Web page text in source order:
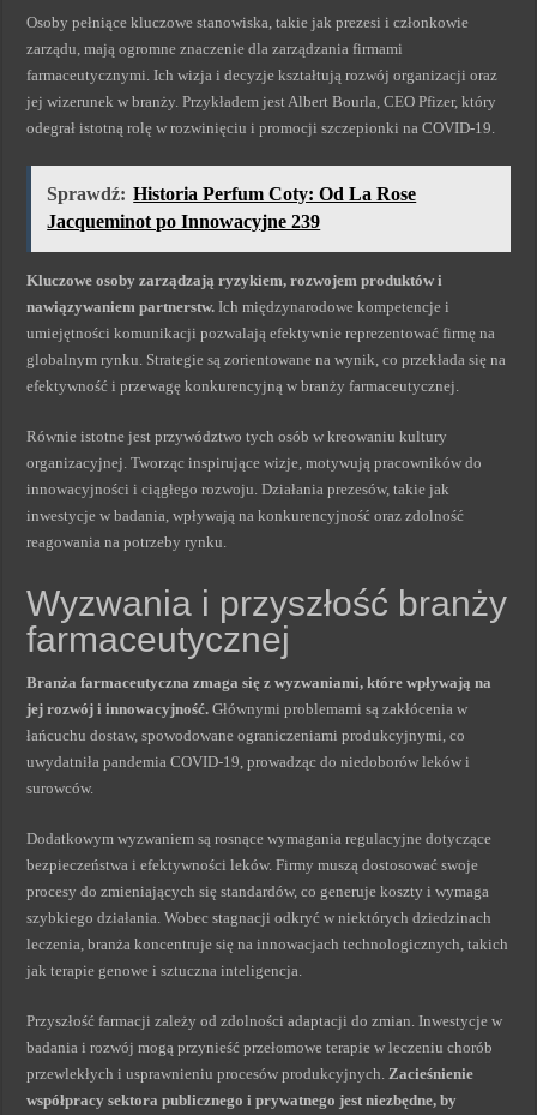
Osoby pełniące kluczowe stanowiska, takie jak prezesi i członkowie
zarządu, mają ogromne znaczenie dla zarządzania firmami
farmaceutycznymi. Ich wizja i decyzje kształtują rozwój organizacji oraz
jej wizerunek w branży. Przykładem jest Albert Bourla, CEO Pfizer, który
odegrał istotną rolę w rozwinięciu i promocji szczepionki na COVID-19.
Sprawdź: Historia Perfum Coty: Od La Rose
Jacqueminot po Innowacyjne 239
Kluczowe osoby zarządzają ryzykiem, rozwojem produktów i
nawiązywaniem partnerstw. Ich międzynarodowe kompetencje i
umiejętności komunikacji pozwalają efektywnie reprezentować firmę na
globalnym rynku. Strategie są zorientowane na wynik, co przekłada się na
efektywność i przewagę konkurencyjną w branży farmaceutycznej.
Równie istotne jest przywództwo tych osób w kreowaniu kultury
organizacyjnej. Tworząc inspirujące wizje, motywują pracowników do
innowacyjności i ciągłego rozwoju. Działania prezesów, takie jak
inwestycje w badania, wpływają na konkurencyjność oraz zdolność
reagowania na potrzeby rynku.
Wyzwania i przyszłość branży
farmaceutycznej
Branża farmaceutyczna zmaga się z wyzwaniami, które wpływają na
jej rozwój i innowacyjność. Głównymi problemami są zakłócenia w
łańcuchu dostaw, spowodowane ograniczeniami produkcyjnymi, co
uwydatniła pandemia COVID-19, prowadząc do niedoborów leków i
surowców.
Dodatkowym wyzwaniem są rosnące wymagania regulacyjne dotyczące
bezpieczeństwa i efektywności leków. Firmy muszą dostosować swoje
procesy do zmieniających się standardów, co generuje koszty i wymaga
szybkiego działania. Wobec stagnacji odkryć w niektórych dziedzinach
leczenia, branża koncentruje się na innowacjach technologicznych, takich
jak terapie genowe i sztuczna inteligencja.
Przyszłość farmacji zależy od zdolności adaptacji do zmian. Inwestycje w
badania i rozwój mogą przynieść przełomowe terapie w leczeniu chorób
przewlekłych i usprawnieniu procesów produkcyjnych.Zacieśnienie
współpracy sektora publicznego i prywatnego jest niezbędne, by